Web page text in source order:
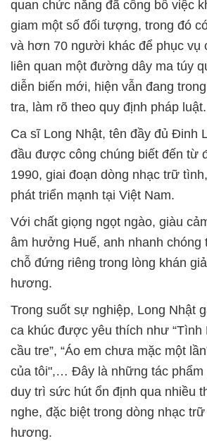
quan chức năng đã công bố việc
giam một số đối tượng, trong đó
và hơn 70 người khác để phục vụ
liên quan một đường dây ma túy
diễn biến mới, hiện vẫn đang
tra, làm rõ theo quy định pháp luật.
Ca sĩ Long Nhật, tên đầy đủ Đinh
đầu được công chúng biết đến từ
1990, giai đoạn dòng nhạc trữ
phát triển mạnh tại Việt Nam.
Với chất giọng ngọt ngào, giàu
âm hưởng Huế, anh nhanh
chỗ đứng riêng trong lòng khán
hương.
Trong suốt sự nghiệp, Long Nhật
ca khúc được yêu thích như “Tình
cầu tre”, “Áo em chưa mặc một
của tôi",… Đây là những tác phẩm
duy trì sức hút ổn định qua nhiều
nghe, đặc biệt trong dòng nhạc
hương.